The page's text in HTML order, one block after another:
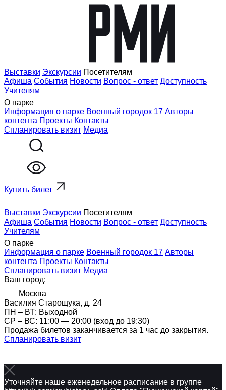
Выставки Экскурсии Посетителям
Афиша События Новости Вопрос - ответ Доступность
Учителям
О парке
Информация о парке Военный городок 17 Авторы
контента Проекты Контакты
Спланировать визит Медиа
Купить билет
Выставки Экскурсии Посетителям
Афиша События Новости Вопрос - ответ Доступность
Учителям
О парке
Информация о парке Военный городок 17 Авторы
контента Проекты Контакты
Спланировать визит Медиа
Ваш город:
Москва
Василия Старощука, д. 24
ПН – ВТ: Выходной
CР – ВС: 11:00 — 20:00 (вход до 19:30)
Продажа билетов заканчивается за 1 час до закрытия.
Спланировать визит
Уточняйте наше еженедельное расписание в группе